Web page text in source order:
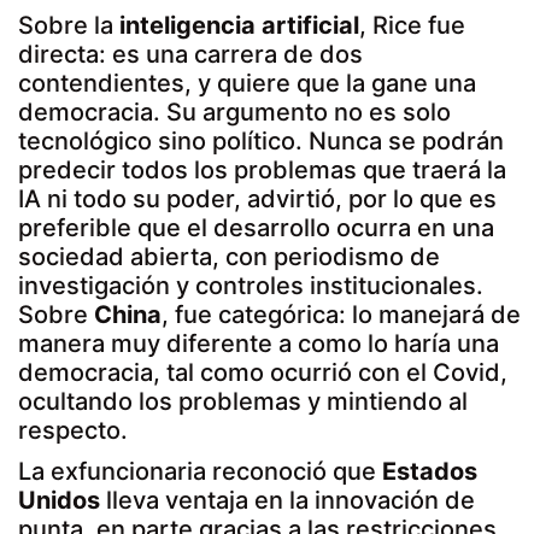
Sobre la inteligencia artificial, Rice fue
directa: es una carrera de dos
contendientes, y quiere que la gane una
democracia. Su argumento no es solo
tecnológico sino político. Nunca se podrán
predecir todos los problemas que traerá la
IA ni todo su poder, advirtió, por lo que es
preferible que el desarrollo ocurra en una
sociedad abierta, con periodismo de
investigación y controles institucionales.
Sobre China, fue categórica: lo manejará de
manera muy diferente a como lo haría una
democracia, tal como ocurrió con el Covid,
ocultando los problemas y mintiendo al
respecto.
La exfuncionaria reconoció que Estados
Unidos lleva ventaja en la innovación de